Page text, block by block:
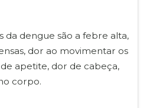
da dengue são a febre alta,
dor ao movimentar os
apetite, dor de cabeça,
corpo.